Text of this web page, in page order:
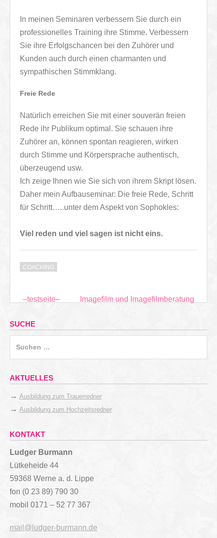
In meinen Seminaren verbessern Sie durch ein
professionelles Training ihre Stimme. Verbessern
Sie ihre Erfolgschancen bei den Zuhörer und
Kunden auch durch einen charmanten und
sympathischen Stimmklang.
Freie Rede
Natürlich erreichen Sie mit einer souverän freien
Rede ihr Publikum optimal. Sie schauen ihre
Zuhörer an, können spontan reagieren, wirken
durch Stimme und Körpersprache authentisch,
überzeugend usw.
Ich zeige Ihnen wie Sie sich von ihrem Skript lösen.
Daher mein Aufbauseminar: Die freie Rede, Schritt
für Schritt…..unter dem Aspekt von Sophokles:
Viel reden und viel sagen ist nicht eins.
COACHING
Beitragsnavigation
–testseite– Imagefilm und Imagefilmberatung
SUCHE
AKTUELLES
→ Ausbildung zum Trauerredner
→ Ausbildung zum Hochzeitsredner
KONTAKT
Ludger Burmann
Lütkeheide 44
59368 Werne a. d. Lippe
fon (0 23 89) 790 30
mobil 0171 – 52 77 367
mail@ludger-burmann.de